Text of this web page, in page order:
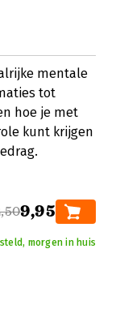
mentale
tot
hoe je met
kunt krijgen
9,95
morgen in huis